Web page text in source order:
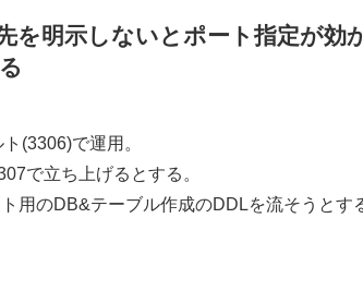
を明示しないとポート指定が効
(3306)で運用。
で立ち上げるとする。
用のDB&テーブル作成のDDLを流そうとす